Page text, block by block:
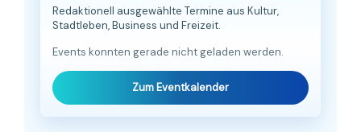
Redaktionell ausgewählte Termine aus Kultur,
Stadtleben, Business und Freizeit.
Events konnten gerade nicht geladen werden.
Zum Eventkalender